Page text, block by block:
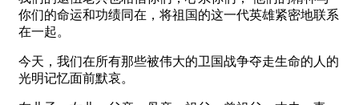
你们的命运和功绩同在，将祖国的这一代英雄紧密地联系
在一起。
今天，我们在所有那些被伟大的卫国战争夺走生命的人的
光明记忆面前默哀。